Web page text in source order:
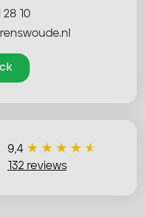
28 10
9,4
132 reviews